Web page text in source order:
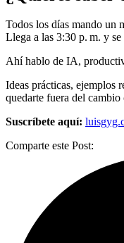
Todos los días mando un
Llega a las 3:30 p. m. y
Ahí hablo de IA,
Ideas prácticas, ejemplos
quedarte fuera del cambio
Suscríbete aquí:
Comparte este Post: